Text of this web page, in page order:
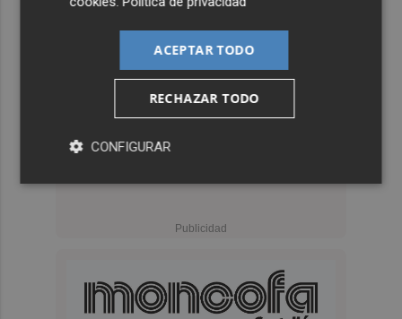
ACEPTAR TODO
RECHAZAR TODO
CONFIGURAR